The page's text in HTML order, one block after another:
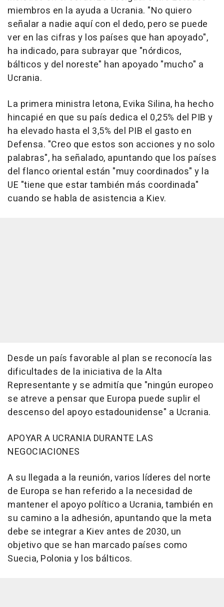
miembros en la ayuda a Ucrania. "No quiero
señalar a nadie aquí con el dedo, pero se puede
ver en las cifras y los países que han apoyado",
ha indicado, para subrayar que "nórdicos,
bálticos y del noreste" han apoyado "mucho" a
Ucrania.
La primera ministra letona, Evika Silina, ha hecho
hincapié en que su país dedica el 0,25% del PIB y
ha elevado hasta el 3,5% del PIB el gasto en
Defensa. "Creo que estos son acciones y no solo
palabras", ha señalado, apuntando que los países
del flanco oriental están "muy coordinados" y la
UE "tiene que estar también más coordinada"
cuando se habla de asistencia a Kiev.
Desde un país favorable al plan se reconocía las
dificultades de la iniciativa de la Alta
Representante y se admitía que "ningún europeo
se atreve a pensar que Europa puede suplir el
descenso del apoyo estadounidense" a Ucrania.
APOYAR A UCRANIA DURANTE LAS
NEGOCIACIONES
A su llegada a la reunión, varios líderes del norte
de Europa se han referido a la necesidad de
mantener el apoyo político a Ucrania, también en
su camino a la adhesión, apuntando que la meta
debe se integrar a Kiev antes de 2030, un
objetivo que se han marcado países como
Suecia, Polonia y los bálticos.